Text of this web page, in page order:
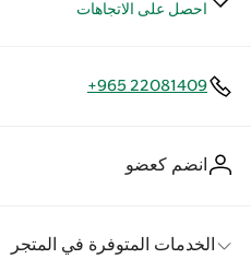
احصل على الاتجاهات
+965 22081409
انضم كعضو
الخدمات المتوفرة في المتجر